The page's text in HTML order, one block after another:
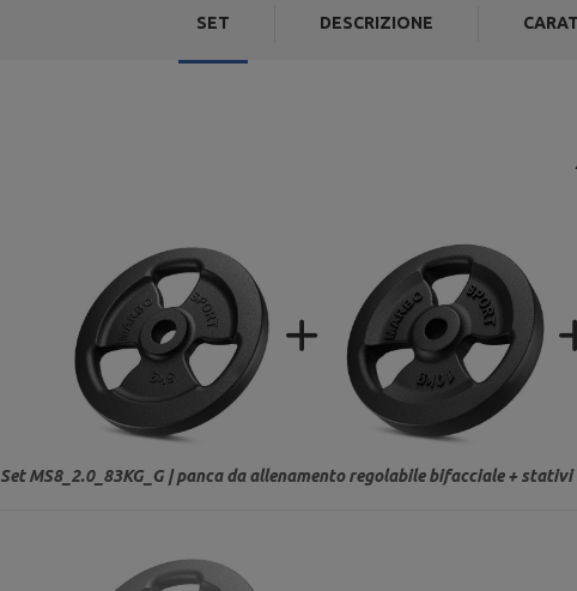
SET DESCRIZIONE
Set MS8_2.0_83KG_G | panca da allenamento regolabile bifacciale +